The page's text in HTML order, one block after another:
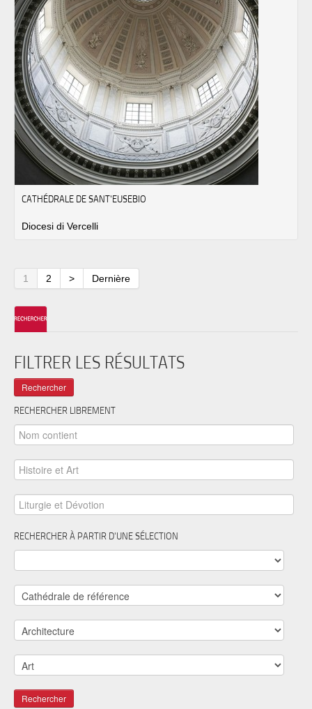
CATHÉDRALE DE SANT'EUSEBIO
Diocesi di Vercelli
1 2 > Dernière
FILTRER LES RÉSULTATS
RECHERCHER LIBREMENT
RECHERCHER À PARTIR D'UNE SÉLECTION